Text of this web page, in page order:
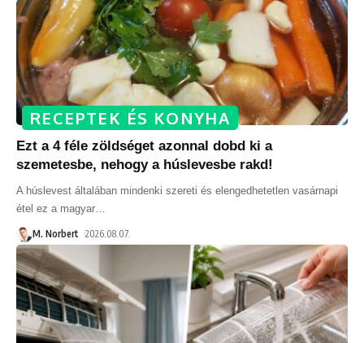
RECEPTEK ÉS KONYHA
Ezt a 4 féle zöldséget azonnal dobd ki a
szemetesbe, nehogy a húslevesbe rakd!
A húslevest általában mindenki szereti és elengedhetetlen vasárnapi
étel ez a magyar
M. Norbert 2026.08.07.